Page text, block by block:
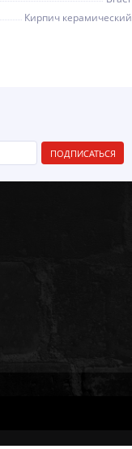
Кирпич керамический
ПОДПИСАТЬСЯ